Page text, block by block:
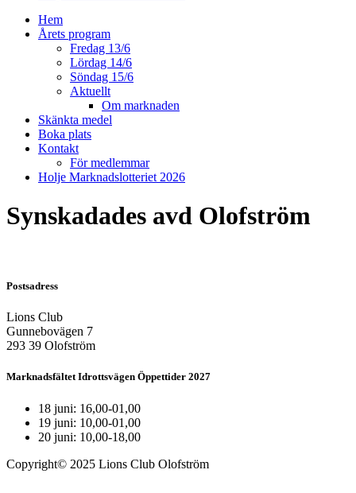
Hem
Årets program
Fredag 13/6
Lördag 14/6
Söndag 15/6
Aktuellt
Om marknaden
Skänkta medel
Boka plats
Kontakt
För medlemmar
Holje Marknadslotteriet 2026
Synskadades avd Olofström
Postsadress
Lions Club
Gunnebovägen 7
293 39 Olofström
Marknadsfältet Idrottsvägen Öppettider 2027
18 juni: 16,00-01,00
19 juni: 10,00-01,00
20 juni: 10,00-18,00
Copyright© 2025 Lions Club Olofström